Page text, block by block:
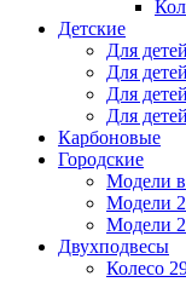
Детские
Для
Для
Для
Для
Карбоновые
Городские
Модели
Модели
Модели
Двухподвесы
Колесо